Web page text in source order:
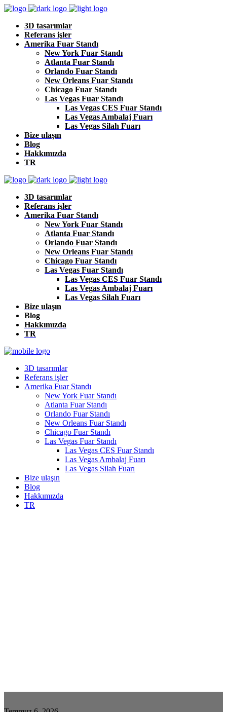
3D tasarımlar
Referans işler
Amerika Fuar Standı
New York Fuar Standı
Atlanta Fuar Standı
Orlando Fuar Standı
New Orleans Fuar Standı
Chicago Fuar Standı
Las Vegas Fuar Standı
Las Vegas CES Fuar Standı
Las Vegas Ambalaj Fuarı
Las Vegas Silah Fuarı
Bize ulaşın
Blog
Hakkımızda
TR
3D tasarımlar
Referans işler
Amerika Fuar Standı
New York Fuar Standı
Atlanta Fuar Standı
Orlando Fuar Standı
New Orleans Fuar Standı
Chicago Fuar Standı
Las Vegas Fuar Standı
Las Vegas CES Fuar Standı
Las Vegas Ambalaj Fuarı
Las Vegas Silah Fuarı
Bize ulaşın
Blog
Hakkımızda
TR
3D tasarımlar
Referans işler
Amerika Fuar Standı
New York Fuar Standı
Atlanta Fuar Standı
Orlando Fuar Standı
New Orleans Fuar Standı
Chicago Fuar Standı
Las Vegas Fuar Standı
Las Vegas CES Fuar Standı
Las Vegas Ambalaj Fuarı
Las Vegas Silah Fuarı
Bize ulaşın
Blog
Hakkımızda
TR